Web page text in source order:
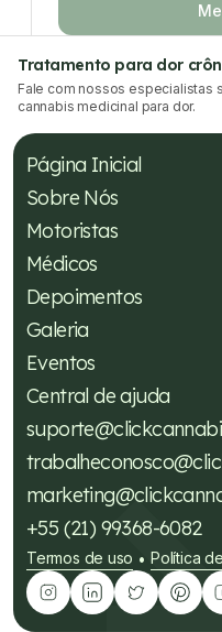
Tratamento para dor
Fale com nossos especialistas
cannabis medicinal para dor.
Página Inicial
Sobre Nós
Motoristas
Médicos
Depoimentos
Galeria
Eventos
Central de ajuda
+55 (21) 99368-6082
Termos de uso • Política